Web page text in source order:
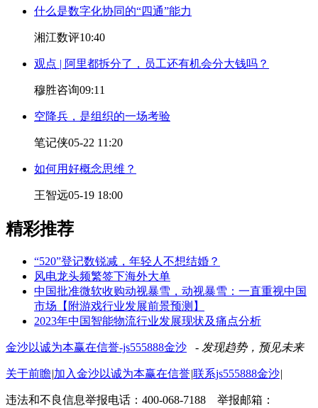
什么是数字化协同的“四通”能力
湘江数评10:40
观点 | 阿里都拆分了，员工还有机会分大钱吗？
穆胜咨询09:11
空降兵，是组织的一场考验
笔记侠05-22 11:20
如何用好概念思维？
王智远05-19 18:00
精彩推荐
“520”登记数锐减，年轻人不想结婚？
风电龙头频繁签下海外大单
中国批准微软收购动视暴雪，动视暴雪：一直重视中国
市场【附游戏行业发展前景预测】
2023年中国智能物流行业发展现状及痛点分析
金沙以诚为本赢在信誉-js555888金沙 - 发现趋势，预见未来
关于前瞻|加入金沙以诚为本赢在信誉|联系js555888金沙|
违法和不良信息举报电话：400-068-7188 举报邮箱：